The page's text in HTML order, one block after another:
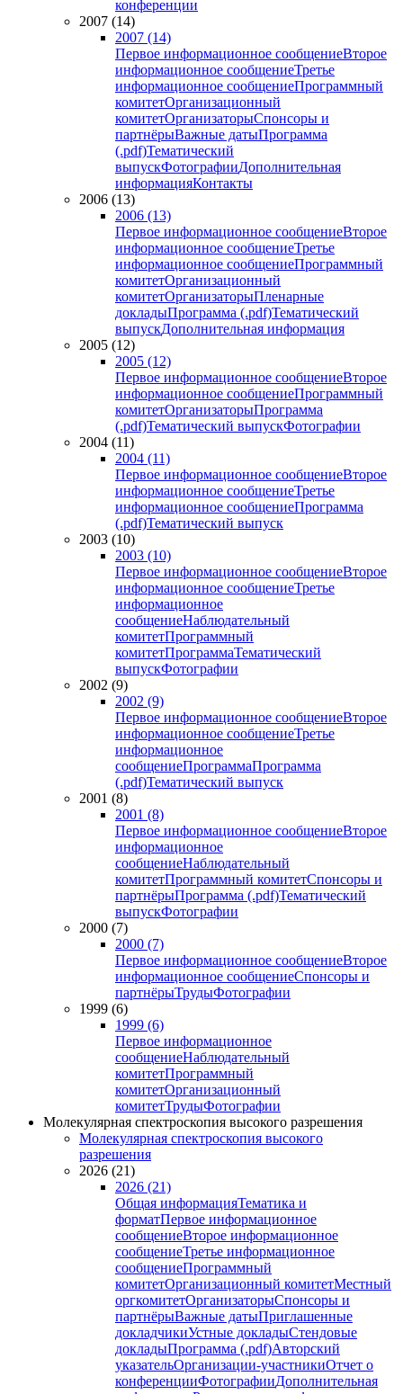
конференции
2007 (14)
2007 (14)
Первое информационное сообщениеВторое
информационное сообщениеТретье
информационное сообщениеПрограммный
комитетОрганизационный
комитетОрганизаторыСпонсоры и
партнёрыВажные датыПрограмма
(.pdf)Тематический
выпускФотографииДополнительная
информацияКонтакты
2006 (13)
2006 (13)
Первое информационное сообщениеВторое
информационное сообщениеТретье
информационное сообщениеПрограммный
комитетОрганизационный
комитетОрганизаторыПленарные
докладыПрограмма (.pdf)Тематический
выпускДополнительная информация
2005 (12)
2005 (12)
Первое информационное сообщениеВторое
информационное сообщениеПрограммный
комитетОрганизаторыПрограмма
(.pdf)Тематический выпускФотографии
2004 (11)
2004 (11)
Первое информационное сообщениеВторое
информационное сообщениеТретье
информационное сообщениеПрограмма
(.pdf)Тематический выпуск
2003 (10)
2003 (10)
Первое информационное сообщениеВторое
информационное сообщениеТретье
информационное
сообщениеНаблюдательный
комитетПрограммный
комитетПрограммаТематический
выпускФотографии
2002 (9)
2002 (9)
Первое информационное сообщениеВторое
информационное сообщениеТретье
информационное
сообщениеПрограммаПрограмма
(.pdf)Тематический выпуск
2001 (8)
2001 (8)
Первое информационное сообщениеВторое
информационное
сообщениеНаблюдательный
комитетПрограммный комитетСпонсоры и
партнёрыПрограмма (.pdf)Тематический
выпускФотографии
2000 (7)
2000 (7)
Первое информационное сообщениеВторое
информационное сообщениеСпонсоры и
партнёрыТрудыФотографии
1999 (6)
1999 (6)
Первое информационное
сообщениеНаблюдательный
комитетПрограммный
комитетОрганизационный
комитетТрудыФотографии
Молекулярная спектроскопия высокого разрешения
Молекулярная спектроскопия высокого
разрешения
2026 (21)
2026 (21)
Общая информацияТематика и
форматПервое информационное
сообщениеВторое информационное
сообщениеТретье информационное
сообщениеПрограммный
комитетОрганизационный комитетМестный
оргкомитетОрганизаторыСпонсоры и
партнёрыВажные датыПриглашенные
докладчикиУстные докладыСтендовые
докладыПрограмма (.pdf)Авторский
указательОрганизации-участникиОтчет о
конференцииФотографииДополнительная